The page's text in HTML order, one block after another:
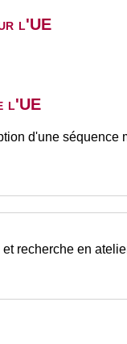
l'UE
l'UE
d'une
recherche en